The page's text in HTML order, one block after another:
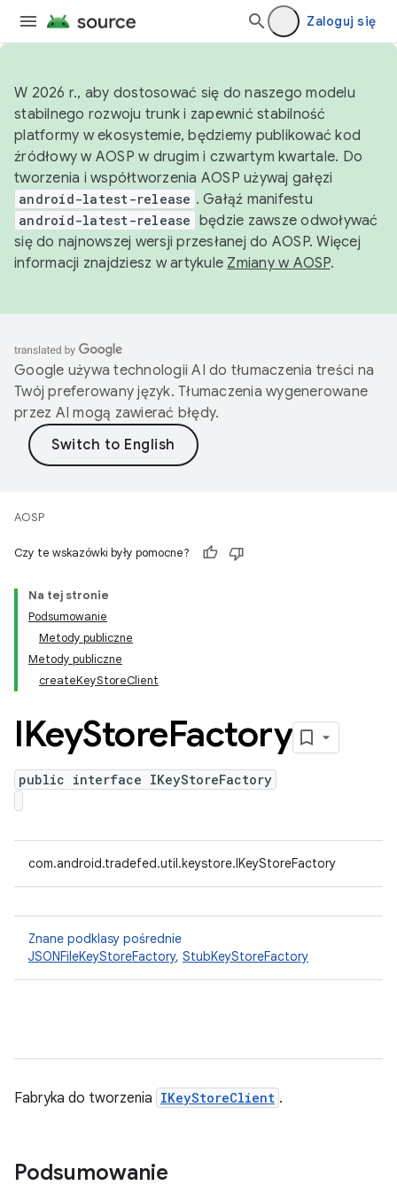
Zaloguj się
W 2026 r., aby dostosować się do naszego modelu
stabilnego rozwoju trunk i zapewnić stabilność
platformy w ekosystemie, będziemy publikować kod
źródłowy w AOSP w drugim i czwartym kwartale. Do
tworzenia i współtworzenia AOSP używaj gałęzi
android-latest-release . Gałąź manifestu
android-latest-release będzie zawsze odwoływać
się do najnowszej wersji przesłanej do AOSP. Więcej
informacji znajdziesz w artykule Zmiany w AOSP.
Google używa technologii AI do tłumaczenia treści na
Twój preferowany język. Tłumaczenia wygenerowane
przez AI mogą zawierać błędy.
AOSP
Czy te wskazówki były pomocne?
Na tej stronie
Podsumowanie
Metody publiczne
Metody publiczne
createKeyStoreClient
IKeyStoreFactory
public interface IKeyStoreFactory
com.android.tradefed.util.keystore.IKeyStoreFactory
Znane podklasy pośrednie
JSONFileKeyStoreFactory, StubKeyStoreFactory
Fabryka do tworzenia IKeyStoreClient .
Podsumowanie